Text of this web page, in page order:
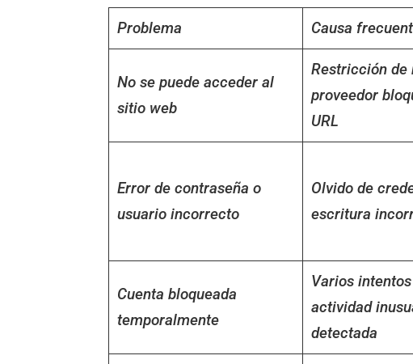
Problema Causa
No se puede acceder al
sitio web
Restricción de
proveedor
URL
Error de contraseña o
usuario incorrecto
Olvido de
escritura
Cuenta bloqueada
temporalmente
Varios
actividad
detectada